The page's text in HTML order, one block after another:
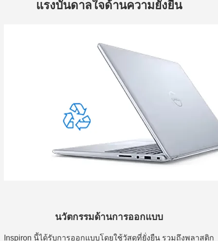
แรงบันดาลใจด้านความยั่งยืน
นวัตกรรมด้านการออกแบบ
Inspiron นี้ได้รับการออกแบบโดยใช้วัสดุที่ยั่งยืน รวมถึงพลาสติก